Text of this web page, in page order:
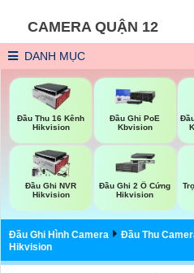
CAMERA QUẬN 12
DANH MỤC
Đầu Thu 16 Kênh
Hikvision
Đầu Ghi PoE
Kbvision
Đầu Ghi NVR
Hikvision
Đầu Ghi 2 Ổ Cứng
Hikvision
Đầu Ghi Hình Camera Đầu Thu
Hikvision